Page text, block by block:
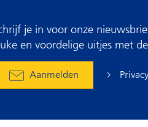
je in voor onze
en voordelige uitjes met
Aanmelden